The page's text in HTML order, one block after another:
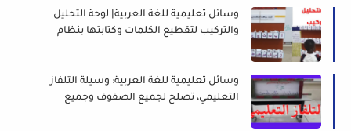
وسائل تعليمية للغة العربية| لوحة التحليل
والتركيب لتقطيع الكلمات وكتابتها بنظام
وسائل تعليمية للغة العربية: وسيلة التلفاز
التعليمي، تصلح لجميع الصفوف وجميع